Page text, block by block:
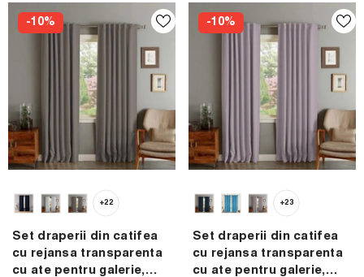
-10%
+22
Set draperii din catifea
cu rejansa transparenta
cu ate pentru galerie,
-10%
+23
Set draperii din catifea
cu rejansa transparenta
cu ate pentru galerie,